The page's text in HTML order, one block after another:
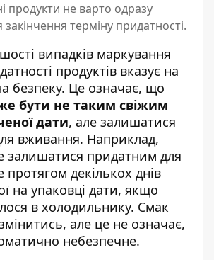
продукти не варто одразу
закінчення терміну придатності.
випадків маркування
продуктів вказує на
безпеку. Це означає, що
бути не таким свіжим
дати, але залишатися
вживання. Наприклад,
залишатися придатним для
декількох днів
на упаковці дати, якщо
в холодильнику. Смак
але це не означає,
небезпечне.